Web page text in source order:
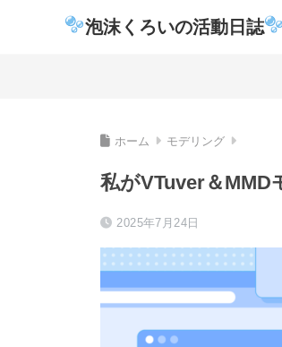
泡沫くろいの活動日誌
ホーム モデリング
私がVTuver＆
2025年7月24日